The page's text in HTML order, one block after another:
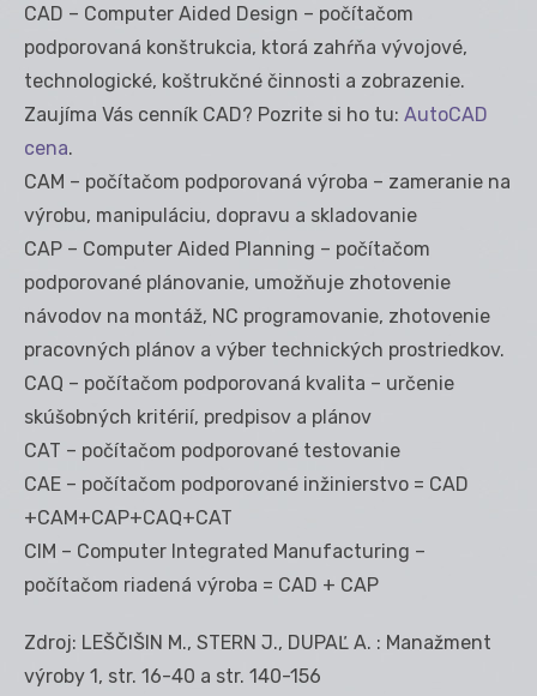
CAD – Computer Aided Design – počítačom
podporovaná konštrukcia, ktorá zahŕňa vývojové,
technologické, koštrukčné činnosti a zobrazenie.
Zaujíma Vás cenník CAD? Pozrite si ho tu: AutoCAD
cena.
CAM – počítačom podporovaná výroba – zameranie na
výrobu, manipuláciu, dopravu a skladovanie
CAP – Computer Aided Planning – počítačom
podporované plánovanie, umožňuje zhotovenie
návodov na montáž, NC programovanie, zhotovenie
pracovných plánov a výber technických prostriedkov.
CAQ – počítačom podporovaná kvalita – určenie
skúšobných kritérií, predpisov a plánov
CAT – počítačom podporované testovanie
CAE – počítačom podporované inžinierstvo = CAD
+CAM+CAP+CAQ+CAT
CIM – Computer Integrated Manufacturing –
počítačom riadená výroba = CAD + CAP
Zdroj: LEŠČIŠIN M., STERN J., DUPAĽ A. : Manažment
výroby 1, str. 16-40 a str. 140-156